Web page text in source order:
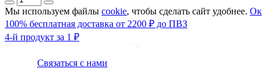
Мы используем файлы cookie, чтобы сделать сайт удобнее. Ок
100% бесплатная доставка от 2200 ₽ до ПВЗ
4-й продукт за 1 ₽
Связаться с нами